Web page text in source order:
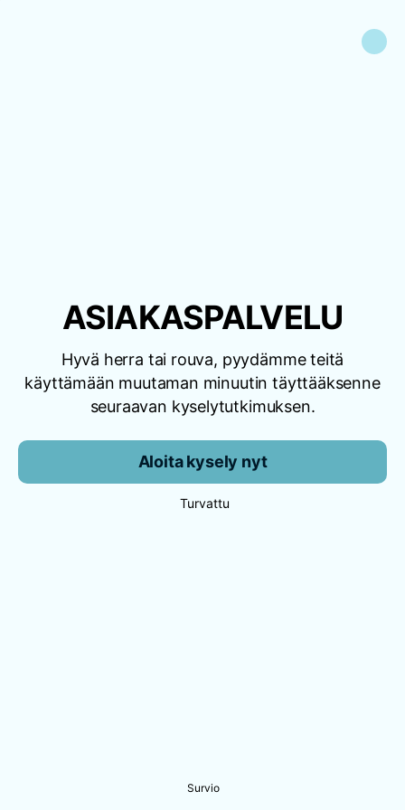
ASIAKASPALVELU
Hyvä herra tai rouva, pyydämme teitä
käyttämään muutaman minuutin täyttääksenne
seuraavan kyselytutkimuksen.
Aloita kysely nyt
Turvattu
Survio